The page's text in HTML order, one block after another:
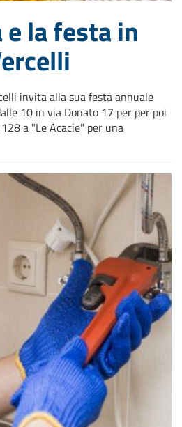
la festa in
invita alla sua festa annuale
10 in via Donato 17 per per poi
a "Le Acacie" per una